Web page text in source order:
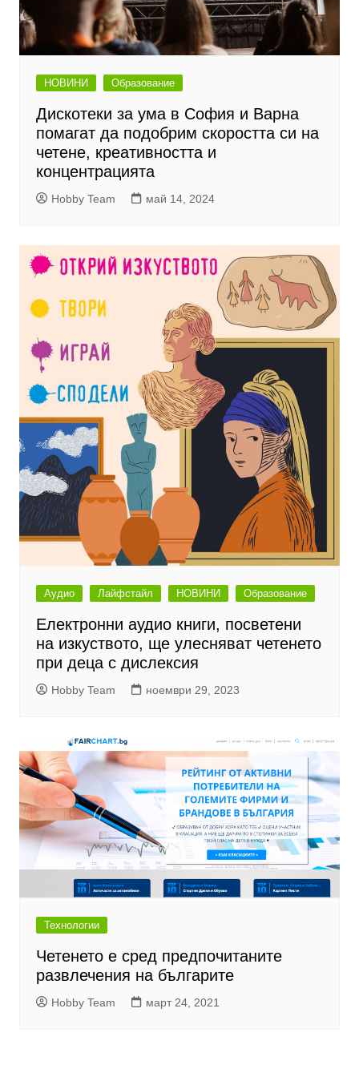
НОВИНИ Образование
Дискотеки за ума в София и Варна
помагат да подобрим скоростта си на
четене, креативността и
концентрацията
Hobby Team май 14, 2024
Аудио Лайфстайл НОВИНИ Образование
Електронни аудио книги, посветени
на изкуството, ще улесняват четенето
при деца с дислексия
Hobby Team ноември 29, 2023
Технологии
Четенето е сред предпочитаните
развлечения на българите
Hobby Team март 24, 2021